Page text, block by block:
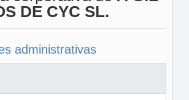
DE CYC SL.
administrativas